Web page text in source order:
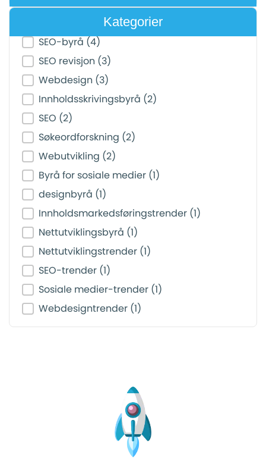
Kategorier
Post Category Filter
SEO-byrå (4)
SEO revisjon (3)
Webdesign (3)
Innholdsskrivingsbyrå (2)
SEO (2)
Søkeordforskning (2)
Webutvikling (2)
Byrå for sosiale medier (1)
designbyrå (1)
Innholdsmarkedsføringstrender (1)
Nettutviklingsbyrå (1)
Nettutviklingstrender (1)
SEO-trender (1)
Sosiale medier-trender (1)
Webdesigntrender (1)